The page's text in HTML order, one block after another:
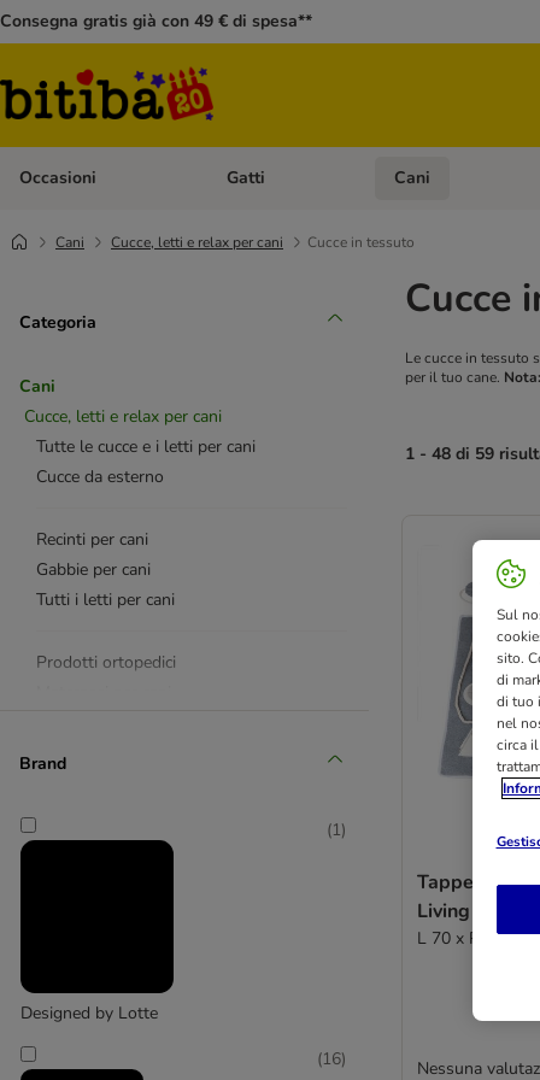
Consegna gratis già con 49 € di spesa**
Occasioni Apri Menù Categoria: Occasioni
Gatti Apri Menù Categoria:
Cani
Cani Cucce, letti e relax per cani Cucce in tessuto
Categoria
Cani
Cucce, letti e relax per cani
Tutte le cucce e i letti per cani
Cucce da esterno
Recinti per cani
Gabbie per cani
Tutti i letti per cani
Prodotti ortopedici
Coperte per cani
Nicchie per cani
Accessori per la casa
Cucce in Memory Foam
Brand
Designed by Lotte
(1)
(16)
Cucce
Le cucce in tessuto
per il tuo cane. Nota:
1 - 48 di 59
Tappetino
Living Tampere
L 70 x P 70 cm
Nessuna
Sul
sito.
di
di tuo
nel
circa